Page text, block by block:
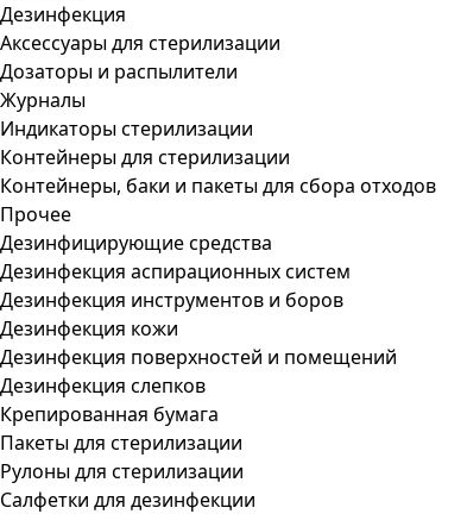
Дезинфекция
Аксессуары для стерилизации
Дозаторы и распылители
Журналы
Индикаторы стерилизации
Контейнеры для стерилизации
Контейнеры, баки и пакеты для сбора отходов
Прочее
Дезинфицирующие средства
Дезинфекция аспирационных систем
Дезинфекция инструментов и боров
Дезинфекция кожи
Дезинфекция поверхностей и помещений
Дезинфекция слепков
Крепированная бумага
Пакеты для стерилизации
Рулоны для стерилизации
Салфетки для дезинфекции